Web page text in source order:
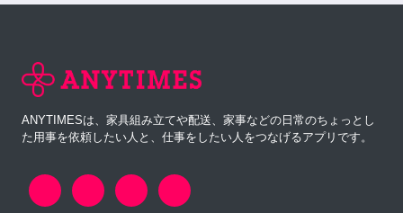
ANYTIMESは、家具組み立てや配送、家事などの日常のちょっとし
た用事を依頼したい人と、仕事をしたい人をつなげるアプリです。